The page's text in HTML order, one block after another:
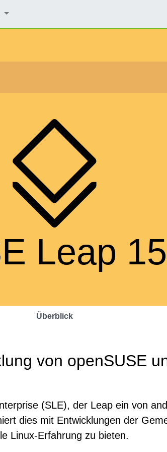
Leap
Überblick
von openSUSE
(SLE), der Leap ein von
dies mit Entwicklungen der
Linux-Erfahrung zu bieten.